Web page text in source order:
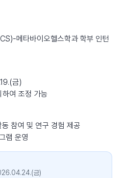
메타바이오헬스학과 학부 인턴
금)
여 조정 가능
참여 및 연구 경험 제공
램 운영
금)